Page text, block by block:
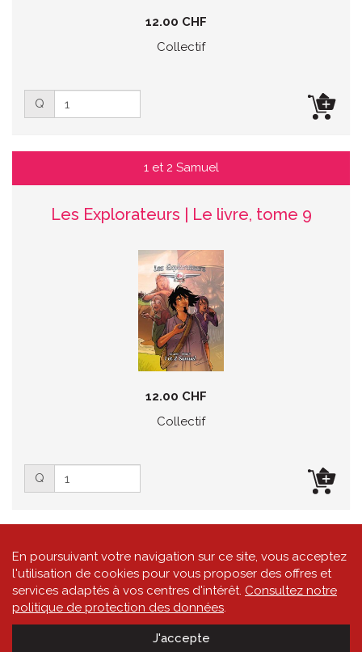
12.00 CHF
Collectif
Q
1 et 2 Samuel
Les Explorateurs | Le livre, tome 9
12.00 CHF
Collectif
Q
Conditions générales de vente
En poursuivant votre navigation sur ce site, vous acceptez
l'utilisation de cookies pour vous proposer des offres et
services adaptés à vos centres d'intérêt. Consultez notre
politique de protection des données
J'accepte